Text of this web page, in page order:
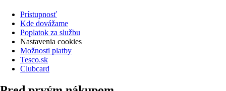
Prístupnosť
Kde dovážame
Poplatok za službu
Nastavenia cookies
Možnosti platby
Tesco.sk
Clubcard